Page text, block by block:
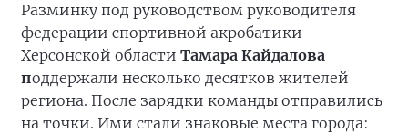
Разминку под руководством руководителя
федерации спортивной акробатики
Херсонской области Тамара Кайдалова
поддержали несколько десятков жителей
региона. После зарядки команды отправились
на точки. Ими стали знаковые места города: